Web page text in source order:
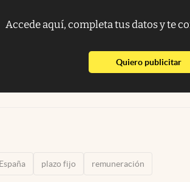
Accede aquí, completa tus datos y te
Quiero publicitar
España plazo fijo remuneración